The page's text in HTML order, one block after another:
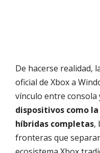
De hacerse realidad,
oficial de Xbox a
vínculo entre consola
dispositivos como
híbridas completas,
fronteras que